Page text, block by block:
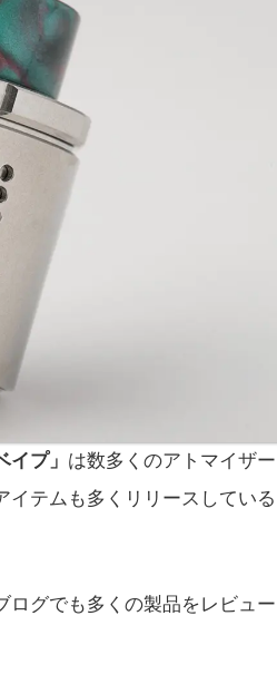
イプ」 は数多くのアトマイザー
テムも多くリリースしている
ログでも多くの製品をレビュー